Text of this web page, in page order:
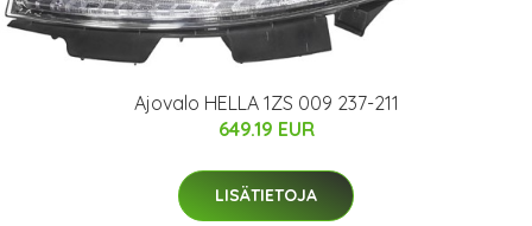
Ajovalo HELLA 1ZS 009 237-211
649.19 EUR
LISÄTIETOJA